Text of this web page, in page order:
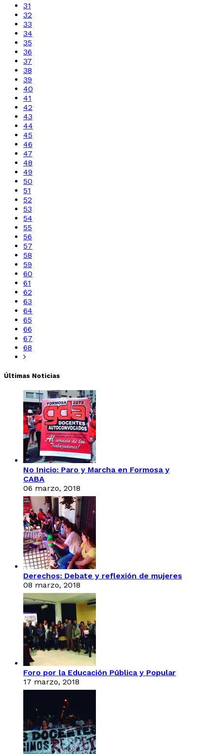
31
32
33
34
35
36
37
38
39
40
41
42
43
44
45
46
47
48
49
50
51
52
53
54
55
56
57
58
59
60
61
62
63
64
65
66
67
68
Últimas Noticias
No Inicio: Paro y Marcha en Formosa y
CABA
06 marzo, 2018
Derechos: Debate y reflexión de mujeres
08 marzo, 2018
Foro por la Educación Pública y Popular
17 marzo, 2018